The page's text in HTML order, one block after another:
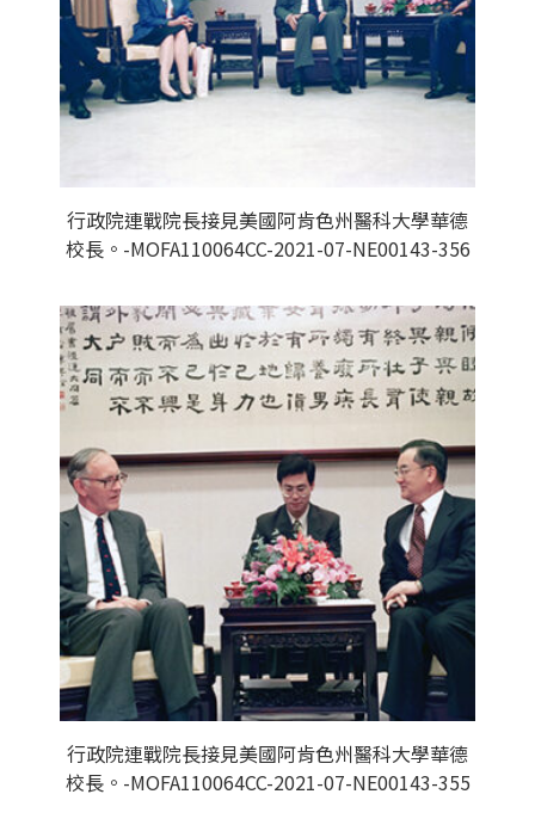
行政院連戰院長接見美國阿肯色州醫科大學華德
校長。-MOFA110064CC-2021-07-NE00143-356
行政院連戰院長接見美國阿肯色州醫科大學華德
校長。-MOFA110064CC-2021-07-NE00143-355